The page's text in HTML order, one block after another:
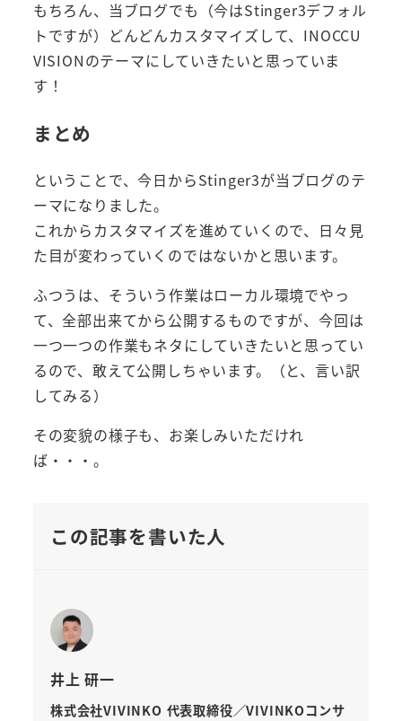
もちろん、当ブログでも（今はStinger3デフォル
トですが）どんどんカスタマイズして、INOCCU
VISIONのテーマにしていきたいと思っていま
す！
まとめ
ということで、今日からStinger3が当ブログのテ
ーマになりました。
これからカスタマイズを進めていくので、日々見
た目が変わっていくのではないかと思います。
ふつうは、そういう作業はローカル環境でやっ
て、全部出来てから公開するものですが、今回は
一つ一つの作業もネタにしていきたいと思ってい
るので、敢えて公開しちゃいます。（と、言い訳
してみる）
その変貌の様子も、お楽しみいただけれ
ば・・・。
この記事を書いた人
井上 研一
株式会社VIVINKO 代表取締役／VIVINKOコンサ